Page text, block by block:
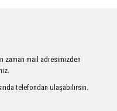
zaman mail adresimizden
telefondan ulaşabilirsin.